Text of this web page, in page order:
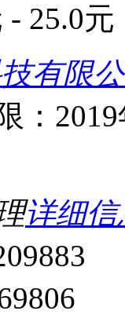
- 25.0元
有限
：
详细信